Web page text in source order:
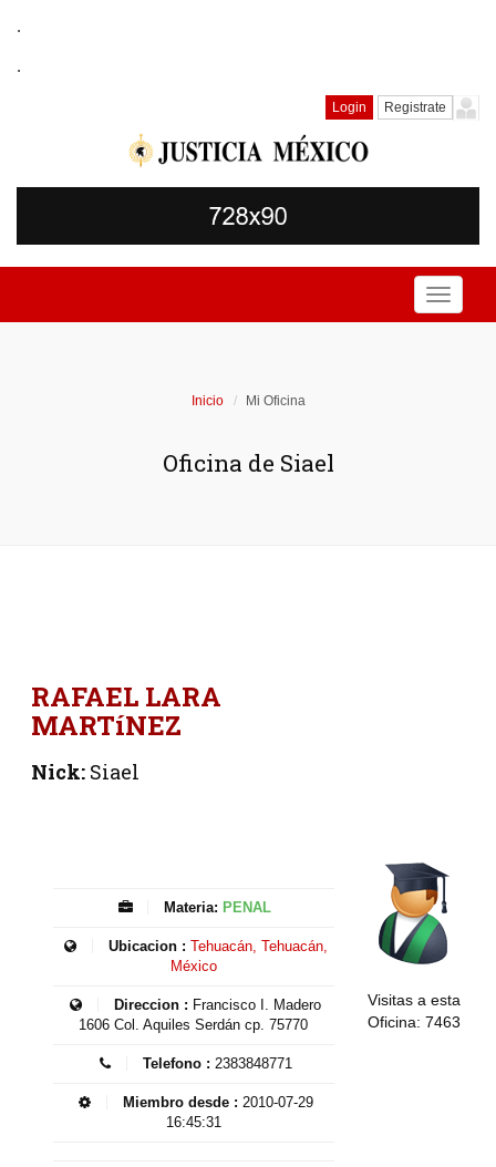
.
.
Login Registrate
Toggle
Inicio Mi Oficina
Oficina de Siael
RAFAEL LARA
MARTíNEZ
Nick:Siael
Materia: PENAL
Ubicacion : Tehuacán, Tehuacán,
México
Direccion : Francisco I. Madero
1606 Col. Aquiles Serdán cp. 75770
Telefono : 2383848771
Miembro desde : 2010-07-29
16:45:31
Visitas a esta
Oficina: 7463